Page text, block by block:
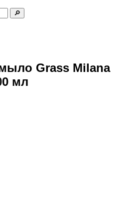
🔎︎
Grass Milana
мл